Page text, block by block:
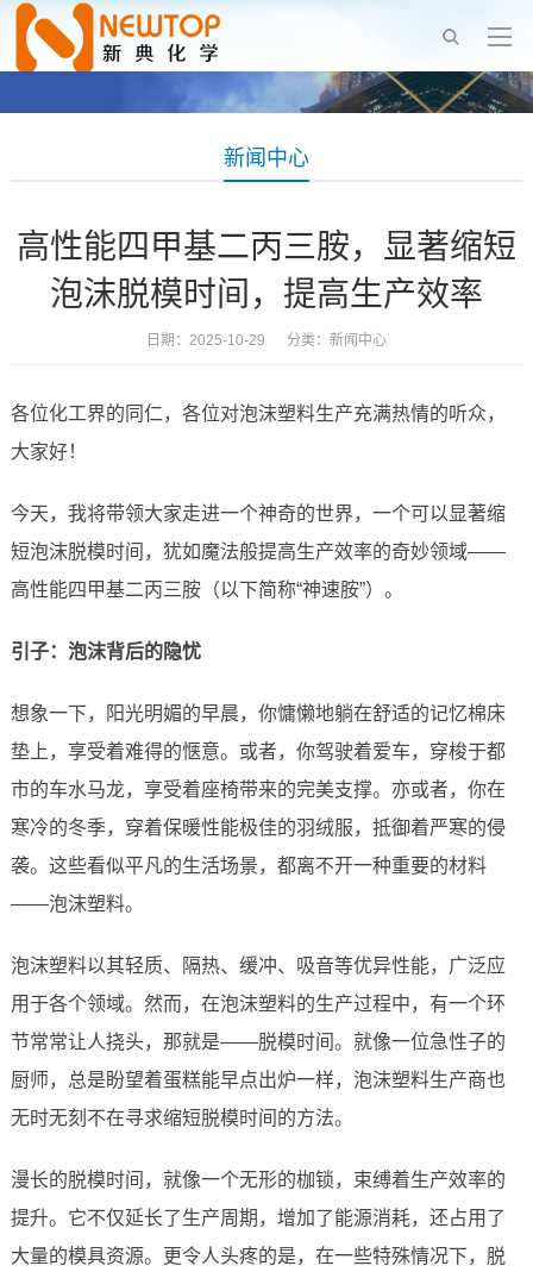
新闻中心
高性能四甲基二丙三胺，显著缩短
泡沫脱模时间，提高生产效率
日期：2025-10-29 分类： 新闻中心
各位化工界的同仁，各位对泡沫塑料生产充满热情的听众，
大家好！
今天，我将带领大家走进一个神奇的世界，一个可以显著缩
短泡沫脱模时间，犹如魔法般提高生产效率的奇妙领域——
高性能四甲基二丙三胺（以下简称“神速胺”）。
引子：泡沫背后的隐忧
想象一下，阳光明媚的早晨，你慵懒地躺在舒适的记忆棉床
垫上，享受着难得的惬意。或者，你驾驶着爱车，穿梭于都
市的车水马龙，享受着座椅带来的完美支撑。亦或者，你在
寒冷的冬季，穿着保暖性能极佳的羽绒服，抵御着严寒的侵
袭。这些看似平凡的生活场景，都离不开一种重要的材料
——泡沫塑料。
泡沫塑料以其轻质、隔热、缓冲、吸音等优异性能，广泛应
用于各个领域。然而，在泡沫塑料的生产过程中，有一个环
节常常让人挠头，那就是——脱模时间。就像一位急性子的
厨师，总是盼望着蛋糕能早点出炉一样，泡沫塑料生产商也
无时无刻不在寻求缩短脱模时间的方法。
漫长的脱模时间，就像一个无形的枷锁，束缚着生产效率的
提升。它不仅延长了生产周期，增加了能源消耗，还占用了
大量的模具资源。更令人头疼的是，在一些特殊情况下，脱